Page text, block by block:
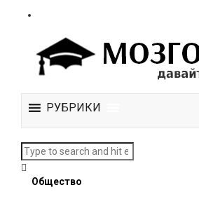
РУБРИКИ
Общество